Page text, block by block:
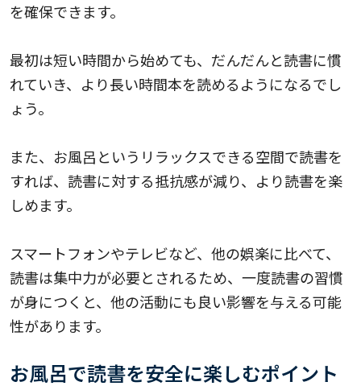
を確保できます。
最初は短い時間から始めても、だんだんと読書に慣
れていき、より長い時間本を読めるようになるでし
ょう。
また、お風呂というリラックスできる空間で読書を
すれば、読書に対する抵抗感が減り、より読書を楽
しめます。
スマートフォンやテレビなど、他の娯楽に比べて、
読書は集中力が必要とされるため、一度読書の習慣
が身につくと、他の活動にも良い影響を与える可能
性があります。
お風呂で読書を安全に楽しむポイント